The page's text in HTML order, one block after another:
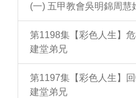
(一) 五甲教會吳明錦周慧
第1198集【彩色人生】
建堂弟兄
第1197集【彩色人生】
建堂弟兄